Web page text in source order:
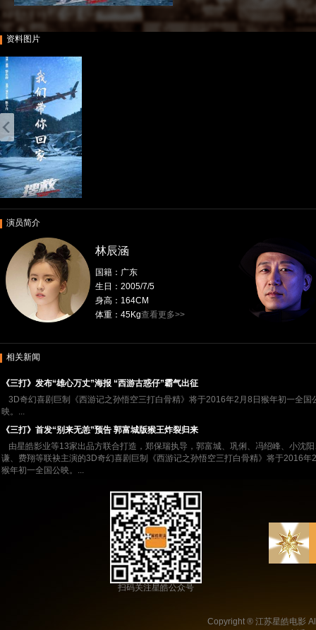
资料图片
演员简介
林辰涵
国籍：广东
生日：2005/7/5
身高：164CM
体重：45Kg查看更多>>
相关新闻
《三打》发布“雄心万丈”海报 “西游古惑仔”霸气出征
3D奇幻喜剧巨制《西游记之孙悟空三打白骨精》将于2016年2月8日猴年初一全国
映。...
《三打》首发“别来无恙”预告 郭富城版猴王炸裂归来
由星皓影业等13家出品方联合打造，郑保瑞执导，郭富城、巩俐、冯绍峰、小沈
谦、费翔等联袂主演的3D奇幻喜剧巨制《西游记之孙悟空三打白骨精》将于2016年
猴年初一全国公映。...
扫码关注星皓公众号
Copyright ® 江苏星皓电影